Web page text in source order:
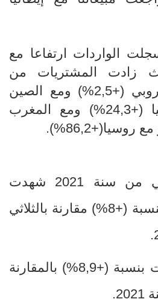
الواردات ارتفاعا مع
زادت المشتريات من
(+2,5
%) ومع الصين
(+4,7%) ومع تركيا (+24,3%) ومع المغرب
خلال الثلاثي الثاني من سنة 2021 شهدت
(+8
%) مقارنة بالثلاثي
(+8,9
%) بالمقارنة